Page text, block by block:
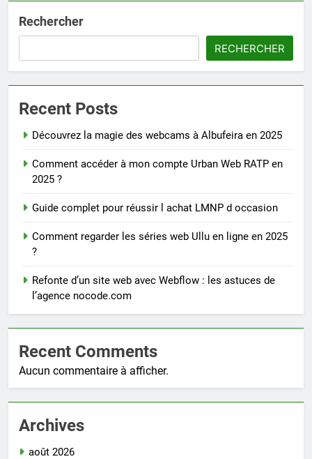
Rechercher
RECHERCHER
Recent Posts
Découvrez la magie des webcams à Albufeira en 2025
Comment accéder à mon compte Urban Web RATP en
2025 ?
Guide complet pour réussir l achat LMNP d occasion
Comment regarder les séries web Ullu en ligne en 2025
?
Refonte d’un site web avec Webflow : les astuces de
l’agence nocode.com
Recent Comments
Aucun commentaire à afficher.
Archives
août 2026